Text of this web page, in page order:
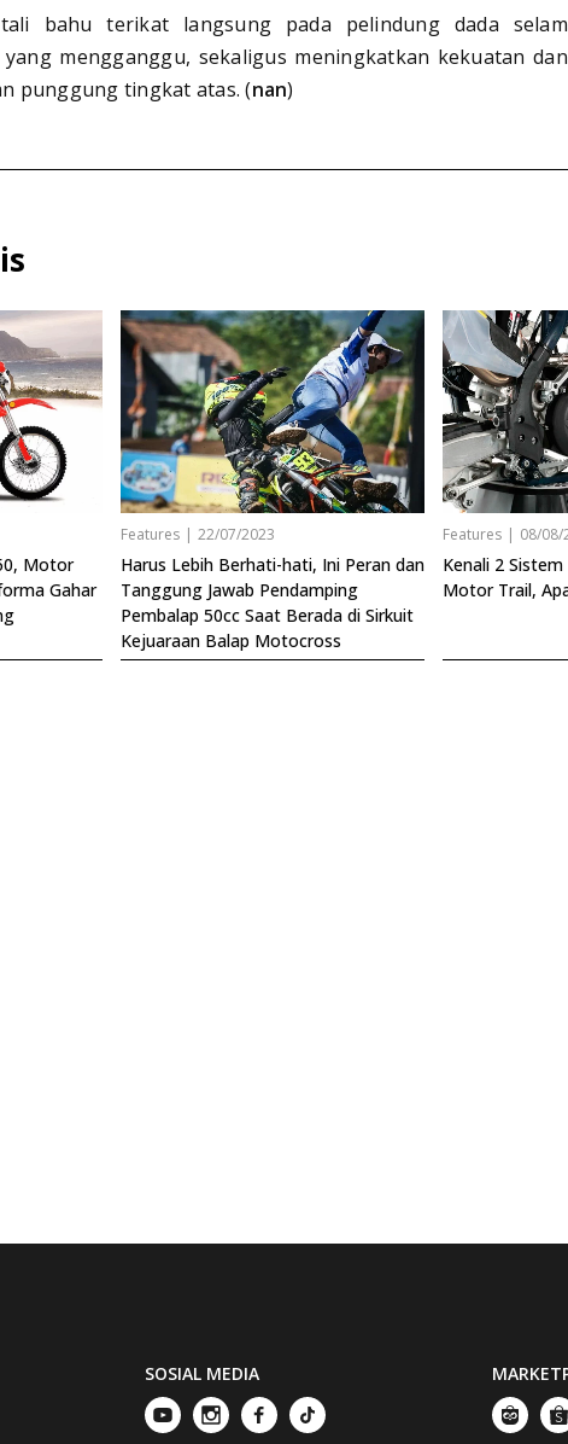
bahu terikat langsung pada pelindung dada
mengganggu, sekaligus meningkatkan kekuatan
punggung tingkat atas. (nan)
Motor
Gahar
Features | 22/07/2023
Harus Lebih Berhati-hati, Ini Peran dan
Tanggung Jawab Pendamping
Pembalap 50cc Saat Berada di Sirkuit
Kejuaraan Balap Motocross
Features | 08/08/
Kenali 2
Motor Trail,
SOSIAL MEDIA